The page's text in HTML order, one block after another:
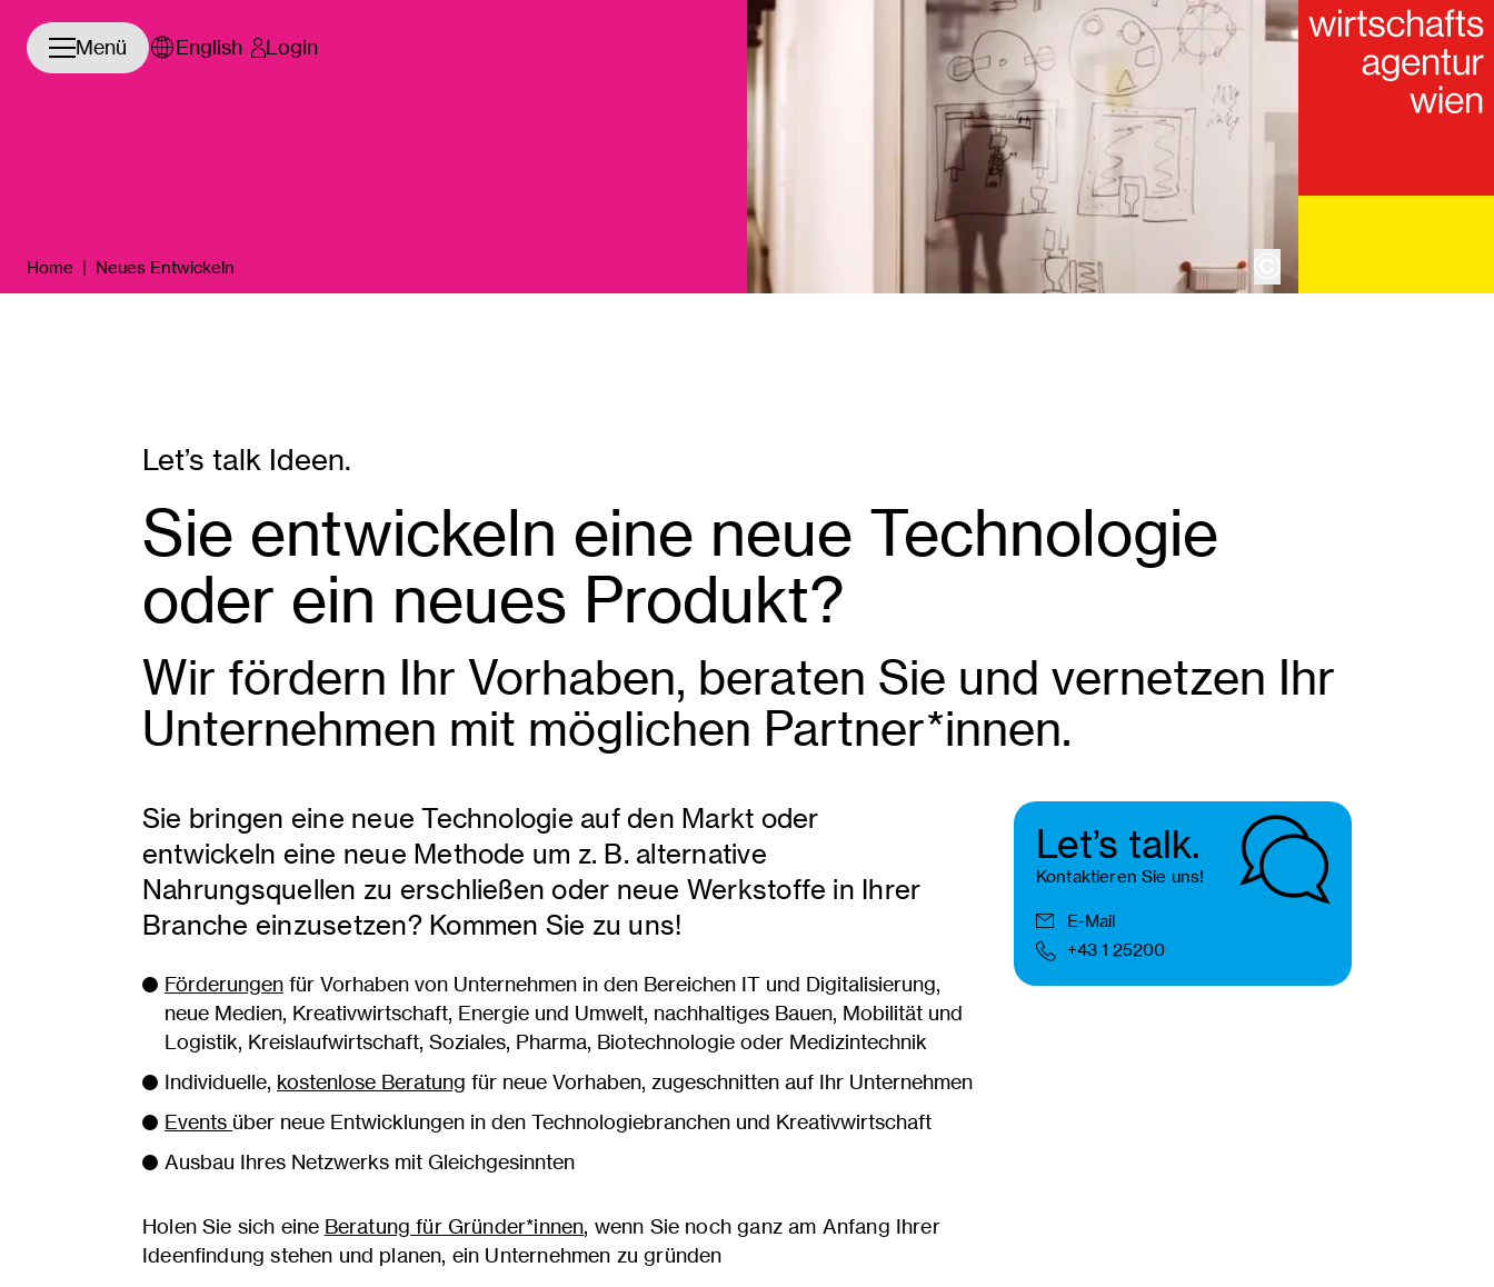
Navigation öffnen/schließen
Menü English Login
Home | Neues Entwickeln
Sie entwickeln eine neue Technologie
oder ein neues Produkt?
Let’s talk Ideen.
Wir fördern Ihr Vorhaben, beraten Sie und vernetzen Ihr
Unternehmen mit möglichen Partner*innen.
Sie bringen eine neue Technologie auf den Markt oder
entwickeln eine neue Methode um z. B. alternative
Nahrungsquellen zu erschließen oder neue Werkstoffe in Ihrer
Branche einzusetzen? Kommen Sie zu uns!
Förderungen für Vorhaben von Unternehmen in den Bereichen IT und Digitalisierung,
neue Medien, Kreativwirtschaft, Energie und Umwelt, nachhaltiges Bauen, Mobilität und
Logistik, Kreislaufwirtschaft, Soziales, Pharma, Biotechnologie oder Medizintechnik
Individuelle, kostenlose Beratung für neue Vorhaben, zugeschnitten auf Ihr Unternehmen
Events über neue Entwicklungen in den Technologiebranchen und Kreativwirtschaft
Ausbau Ihres Netzwerks mit Gleichgesinnten
Holen Sie sich eine Beratung für Gründer*innen, wenn Sie noch ganz am Anfang Ihrer
Ideenfindung stehen und planen, ein Unternehmen zu gründen
Let’s talk.
Kontaktieren Sie uns!
E-Mail
+43 1 25200